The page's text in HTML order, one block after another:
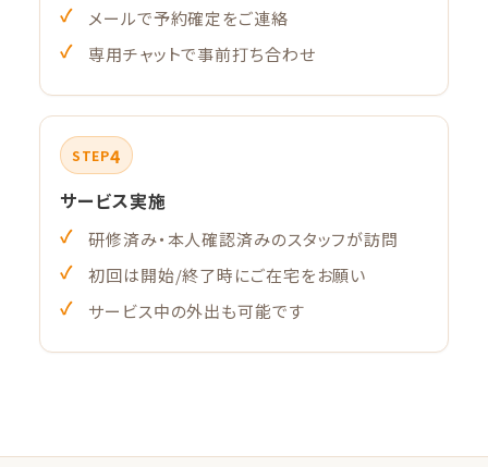
メールで予約確定をご連絡
専用チャットで事前打ち合わせ
STEP4
サービス実施
研修済み・本人確認済みのスタッフが訪問
初回は開始/終了時にご在宅をお願い
サービス中の外出も可能です